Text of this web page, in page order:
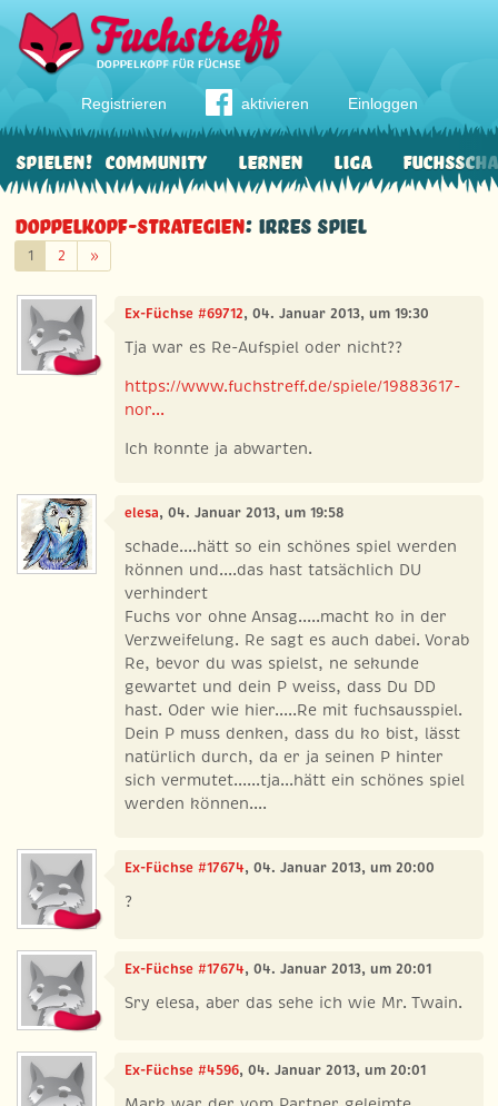
Registrieren aktivieren Einloggen
Community Lernen Liga
Spielen!
Doppelkopf-Strategien: Irres Spiel
1 2 »Weiter
Ex-Füchse #69712, 04. Januar 2013, um 19:30
Tja war es Re-Aufspiel oder nicht??
https://www.fuchstreff.de/spiele/19883617-
nor...
Ich konnte ja abwarten.
elesa, 04. Januar 2013, um 19:58
schade....hätt so ein schönes spiel werden
können und....das hast tatsächlich DU
verhindert
Fuchs vor ohne Ansag.....macht ko in der
Verzweifelung. Re sagt es auch dabei. Vorab
Re, bevor du was spielst, ne sekunde
gewartet und dein P weiss, dass Du DD
hast. Oder wie hier.....Re mit fuchsausspiel.
Dein P muss denken, dass du ko bist, lässt
natürlich durch, da er ja seinen P hinter
sich vermutet......tja...hätt ein schönes spiel
werden können....
Ex-Füchse #17674, 04. Januar 2013, um 20:00
?
Ex-Füchse #17674, 04. Januar 2013, um 20:01
Sry elesa, aber das sehe ich wie Mr. Twain.
Ex-Füchse #4596, 04. Januar 2013, um 20:01